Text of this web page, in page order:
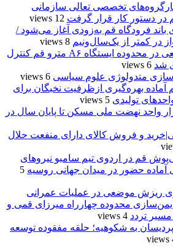
تخصصی تعالی سازمانی
در دستور کار قرار گرفت 12 views
باند فرودگاه قم به‌زودی آغاز می‌شود /
در کمتر از یک‌سال‌ونیم 8 views
ریزش موضعی در محدوده ایستگاه A۶ مترو قم کنترل
شد 6 views
متدولوژی علوم سیاسی 6 views
بهره‌گیری ازظرفیت نخبگان برای
تولیدی 5 views
۲۰ هزار واحد نهضت ملی مسکن تا پایان سال در
و فروش کالای دارای منفعت حلال
قم در اردوی تیم سامبو نیروهای
آماده حضور در میدان جهانی روسیه 5
ریزش موضعی در عملیات عمرانی
محدوده چهارراه میرزای قمی و
تردد 4 views
به شکوهیه؛ حلقه مفقوده توسعه
4